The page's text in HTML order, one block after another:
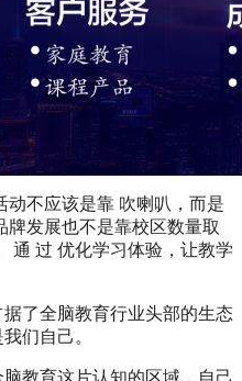
动不应该是靠 吹喇叭，而是
发展也不是靠校区数量取
通 过 优化学习体验，让教学
了全脑教育行业头部的生态
们自己。
教育这片认知的区域，自己